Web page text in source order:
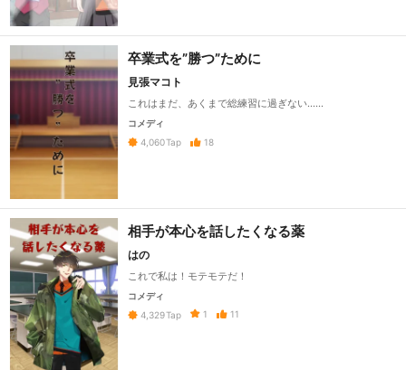
卒業式を”勝つ”ために
見張マコト
これはまだ、あくまで総練習に過ぎない……
コメディ
4,060Tap 18
相手が本心を話したくなる薬
はの
これで私は！モテモテだ！
コメディ
4,329Tap 1 11